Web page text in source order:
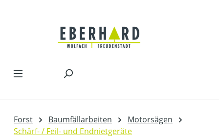
Forst Baumfällarbeiten
Motorsägen
Schärf- / Feil- und Endnietgeräte